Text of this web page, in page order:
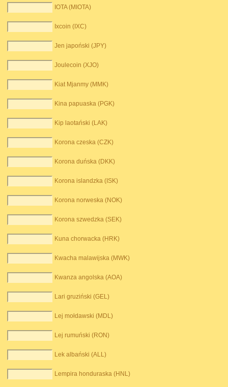
IOTA (MIOTA)
Ixcoin (IXC)
Jen japoński (JPY)
Joulecoin (XJO)
Kiat Mjanmy (MMK)
Kina papuaska (PGK)
Kip laotański (LAK)
Korona czeska (CZK)
Korona duńska (DKK)
Korona islandzka (ISK)
Korona norweska (NOK)
Korona szwedzka (SEK)
Kuna chorwacka (HRK)
Kwacha malawijska (MWK)
Kwanza angolska (AOA)
Lari gruziński (GEL)
Lej mołdawski (MDL)
Lej rumuński (RON)
Lek albański (ALL)
Lempira honduraska (HNL)